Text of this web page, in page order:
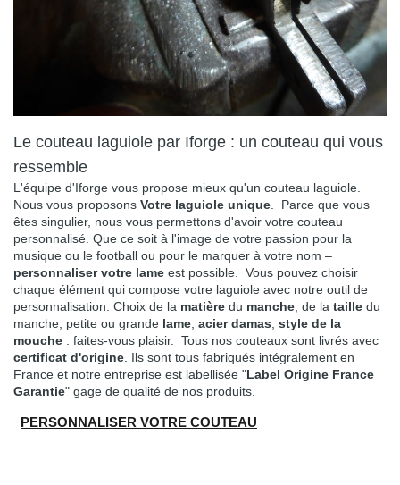
Le couteau laguiole par Iforge : un couteau qui vous
ressemble
L'équipe d'Iforge vous propose mieux qu'un couteau laguiole.
Nous vous proposons Votre laguiole unique . Parce que vous
êtes singulier, nous vous permettons d'avoir votre couteau
personnalisé. Que ce soit à l'image de votre passion pour la
musique ou le football ou pour le marquer à votre nom –
personnaliser votre lame est possible. Vous pouvez choisir
chaque élément qui compose votre laguiole avec notre outil de
personnalisation. Choix de la matière du manche , de la taille du
manche, petite ou grande lame acier damas style de la
mouche : faites-vous plaisir. Tous nos couteaux sont livrés avec
certificat d'origine . Ils sont tous fabriqués intégralement en
France et notre entreprise est labellisée "Label Origine France
Garantie" gage de qualité de nos produits.
PERSONNALISER VOTRE COUTEAU